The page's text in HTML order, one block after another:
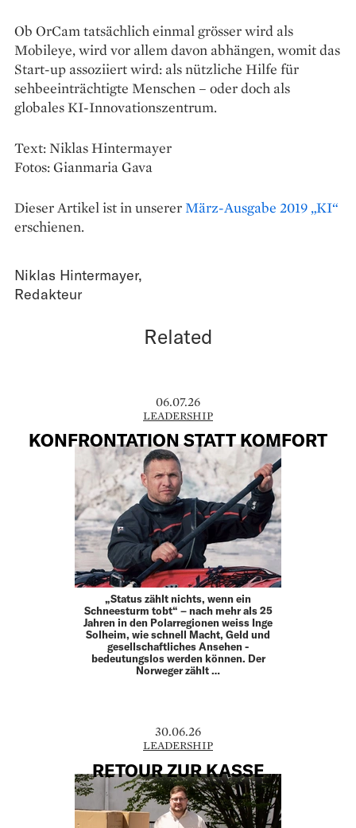
Ob OrCam tatsächlich einmal grösser wird als
Mobileye, wird vor allem davon abhängen, womit das
Start-up assoziiert wird: als nützliche Hilfe für
sehbeeinträchtigte Menschen – oder doch als
globales KI-Innovationszentrum.
Text: Niklas Hintermayer
Fotos: Gianmaria Gava
Dieser Artikel ist in unserer März-Ausgabe 2019 „KI“
erschienen.
Niklas Hintermayer,
Redakteur
Related
06.07.26
LEADERSHIP
KONFRONTATION STATT KOMFORT
„Status zählt nichts, wenn ein
Schneesturm tobt“ – nach mehr als 25
Jahren in den Polarregionen weiss Inge
Solheim, wie schnell Macht, Geld und
gesellschaftliches Ansehen ­
bedeutungslos werden können. Der
Norweger zählt …
30.06.26
LEADERSHIP
RETOUR ZUR KASSE